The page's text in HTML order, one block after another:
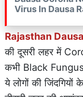
Virus In Dausa
Rajasthan
की दूसरी लहर में
कभी Black
ये लोगों की